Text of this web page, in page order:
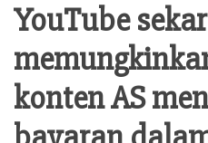
YouTube
konten AS